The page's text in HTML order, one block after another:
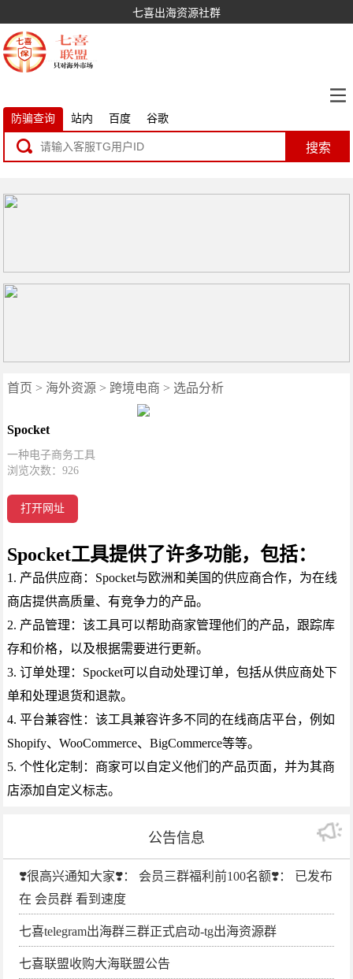
七喜出海资源社群
防骗查询 站内 百度 谷歌
搜索
首页 > 海外资源 > 跨境电商 > 选品分析
Spocket
一种电子商务工具
浏览次数：926
打开网址
Spocket工具提供了许多功能，包括：
1. 产品供应商：Spocket与欧洲和美国的供应商合作，为在线
商店提供高质量、有竞争力的产品。
2. 产品管理：该工具可以帮助商家管理他们的产品，跟踪库
存和价格，以及根据需要进行更新。
3. 订单处理：Spocket可以自动处理订单，包括从供应商处下
单和处理退货和退款。
4. 平台兼容性：该工具兼容许多不同的在线商店平台，例如
Shopify、WooCommerce、BigCommerce等等。
5. 个性化定制：商家可以自定义他们的产品页面，并为其商
店添加自定义标志。
公告信息
❣️很高兴通知大家❣️： 会员三群福利前100名额❣️： 已发布
在 会员群 看到速度
七喜telegram出海群三群正式启动-tg出海资源群
七喜联盟收购大海联盟公告